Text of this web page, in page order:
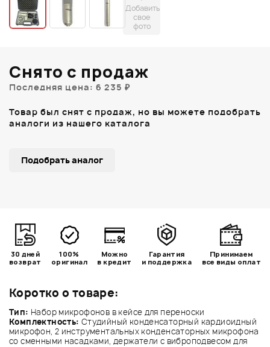
Добавить
свое
фото
Коротко о товаре:
Тип: Набор микрофонов в кейсе для переноски
Комплектность: Студийный конденсаторный кардиоидный
микрофон, 2 инструментальных конденсаторных микрофона
со сменными насадками, держатели с виброподвесом для
Снято с продаж
Последняя цена: 6 235 ₽
Товар был снят с продаж, но вы можете подобрать
аналоги из нашего каталога
Подобрать аналог
30 дней
возврат
100%
оригинал
Можно
в кредит
Гарантия
и поддержка
Принимаем
все виды оплат